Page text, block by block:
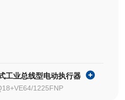
工业总线型电动执行器
1225FNP